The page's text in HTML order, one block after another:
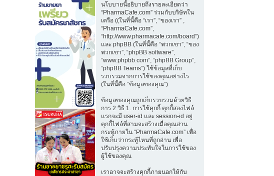
นโบบายนี้อธิบายถึงรายละเอียดว่า
“PharmaCafe.com” ร่วมกับบริษัทใน
เครือ ((ในที่นี้คือ “เรา”, “ของเรา” ,
“PharmaCafe.com”,
“http://www.pharmacafe.com/board”)
และ phpBB (ในที่นี้คือ “พวกเขา”, “ของ
พวกเขา”, “phpBB software”,
“www.phpbb.com”, “phpBB Group”,
“phpBB Teams”) ใช้ข้อมูลที่เก็บ
รวบรวมจากการใช้ของคุณอย่างไร
(ในที่นี้คือ “ข้อมูลของคุณ”)
ข้อมูลของคุณถูกเก็บรวบรวมด้วยวิธี
การ 2 วิธี 1. การใช้คุกกี้ คุกกี้สองไฟล์
แรกจะมี user-id และ session-id อยู่
คุกกี้ไฟล์ที่สามจะสร้างเมื่อคุณอ่าน
กระทู้ภายใน “PharmaCafe.com” เพื่อ
ใช้เก็บว่ากระทู้ไหนที่ถูกอ่าน เพื่อ
ปรับปรุงความประทับใจในการใช้ของ
ผู้ใช้ของคุณ
เราอาจจะสร้างคุกกี้ภายนอกให้กับ